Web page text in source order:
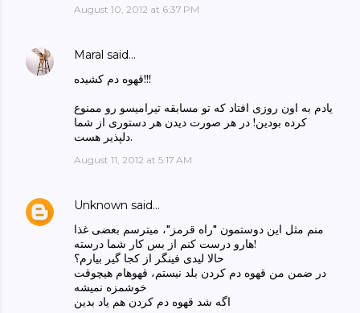
August 10, 2012 at 6:37 PM
Maral said…
قهوه دم کشیده!!!
یادم به اون روزی افتاد که تو مسابقه تیرامیسو رو ممنوع
کرده بودین! در هر صورت دیدن هر دستوری از شما
دلپذیر هست.
August 11, 2012 at 5:17 AM
Unknown said…
منم مثل این دوستمون "راه قرمز"، میترسم بعضی غذا
هارو درست کنم از بس کار شما درسته!
حالا لیدی فینگر از کجا گیر بیارم؟
در ضمن من قهوه دم کردن بلد نیستم، قهوهام هیچوقت
خوشمزه نمیشه
اگه شد قهوه دم کردن هم یاد بدین